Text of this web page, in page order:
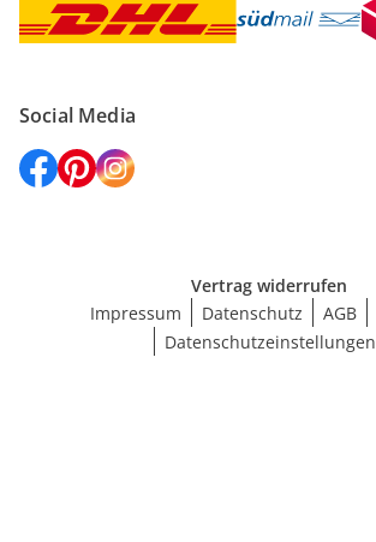
Social Media
Vertrag widerrufen
Impressum
Datenschutz AGB
Datenschutzeinstellungen